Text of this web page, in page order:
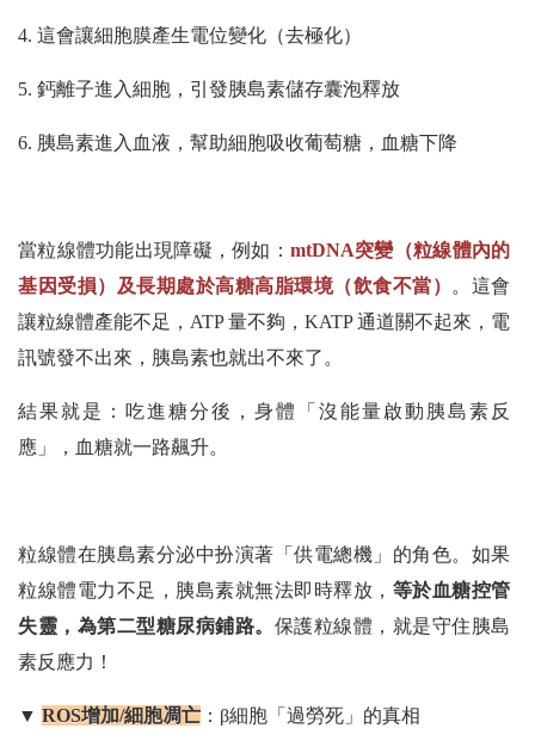
4. 這會讓細胞膜產生電位變化（去極化）
5. 鈣離子進入細胞，引發胰島素儲存囊泡釋放
6. 胰島素進入血液，幫助細胞吸收葡萄糖，血糖下降
當粒線體功能出現障礙，例如： mtDNA突變（粒線體內的
基因受損）及長期處於高糖高脂環境（飲食不當）
。這會
讓粒線體產能不足，ATP 量不夠，KATP 通道關不起來，電
訊號發不出來，胰島素也就出不來了。
結果就是：吃進糖分後，身體「沒能量啟動胰島素反
應」，血糖就一路飆升。
粒線體在胰島素分泌中扮演著「供電總機」的角色。如果
粒線體電力不足，胰島素就無法即時釋放， 等於血糖控管
失靈，為第二型糖尿病鋪路。 保護粒線體，就是守住胰島
素反應力！
▼ ROS增加/細胞凋亡 ：β細胞「過勞死」的真相